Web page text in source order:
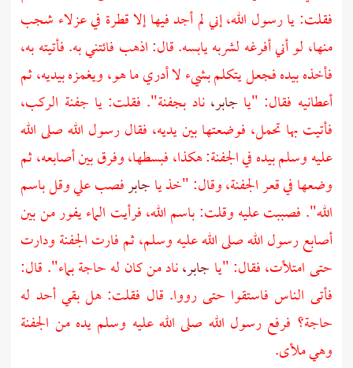
فقلت: يا رسول الله، إني لم أجد فيها إلا قطرة في عزلاء شجب
منها، لو أني أفرغه لشربه يابسه. قال: اذهب فائتني به. فأتيته به،
فأخذه بيده فجعل يتكلم بشيء لا أدري ما هو، ويغمزه بيديه، ثم
أعطانيه فقال: "يا جابر،ناد بجفنة". فقلت: يا جفنة الركب،
فأتيت بها تحمل، فوضعتها بين يديه، فقال رسول الله صلى الله
عليه وسلم بيده في الجفنة: هكذا، فبسطها، وفرق بين أصابعه، ثم
وضعها في قعر الجفنة، وقال: "خذ ياجابرفصب علي وقل باسم
الله". فصببت عليه وقلت: باسم الله، فرأيت الماء يفور من بين
أصابع رسول الله صلى الله عليه وسلم، ثم فارت الجفنة ودارت
حتى امتلأت، فقال: "يا جابر،ناد من كان له حاجة بماء". قال:
فأتى الناس فاستقوا حتى رووا. قال فقلت: هل بقي أحد له
حاجة؟ فرفع رسول الله صلى الله عليه وسلم يده من الجفنة
وهي ملأى.